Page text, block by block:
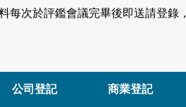
每次於評鑑會議完畢後即送請登錄
公司登記 商業登記